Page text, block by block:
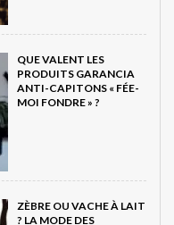
QUE VALENT LES
PRODUITS GARANCIA
ANTI-CAPITONS « FÉE-
MOI FONDRE » ?
ZÈBRE OU VACHE À LAIT
? LA MODE DES